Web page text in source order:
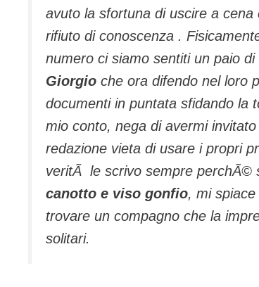
avuto la sfortuna di uscire a
rifiuto di conoscenza .
numero ci siamo sentiti un paio
Giorgio che ora difendo nel loro
documenti in puntata sfidando la
mio conto, nega di avermi
redazione vieta di usare i propri
veritÃ le scrivo sempre perchÃ©
canotto e viso gonfio, mi
trovare un compagno che la
solitari.